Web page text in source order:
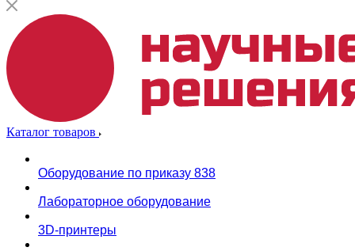
Каталог товаров
Оборудование по приказу 838
Лабораторное оборудование
3D-принтеры